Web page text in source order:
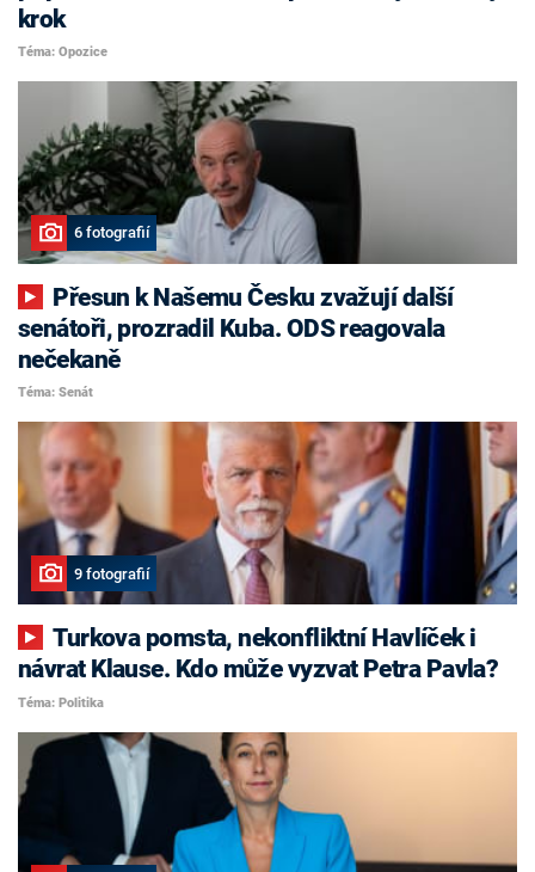
krok
Téma: Opozice
6 fotografií
senátoři, prozradil Kuba. ODS reagovala
nečekaně
Téma: Senát
9 fotografií
Turkova pomsta, nekonfliktní Havlíček i
návrat Klause. Kdo může vyzvat Petra Pavla?
Téma: Politika